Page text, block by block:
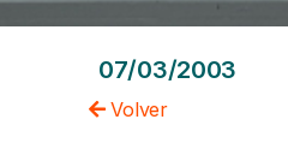
07/03/2003
Volver